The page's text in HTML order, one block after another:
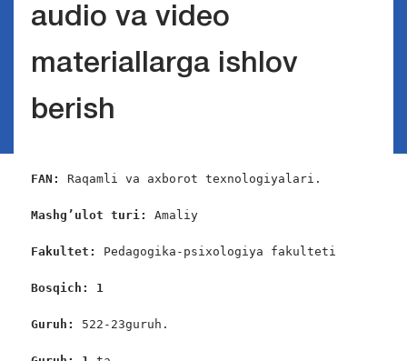
audio va video
materiallarga ishlov
berish
FAN: Raqamli va axborot texnologiyalari.
Mashg’ulot turi: Amaliy
Fakultet: Pedagogika-psixologiya fakulteti
Bosqich: 1
Guruh: 522-23guruh.